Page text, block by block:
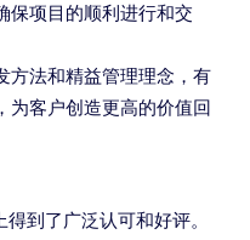
保项目的顺利进行和交
方法和精益管理理念，有
为客户创造更高的价值回
到了广泛认可和好评。